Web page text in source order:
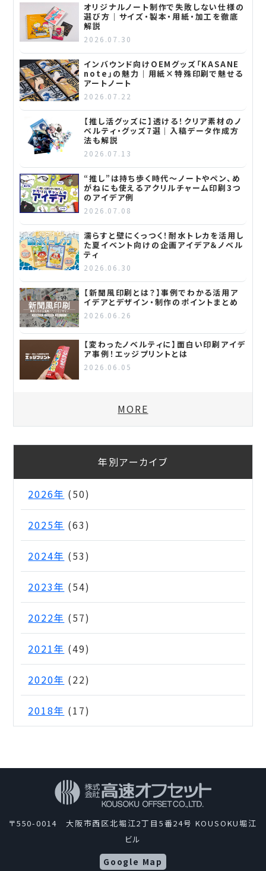
オリジナルノート制作で失敗しない仕様の
選び方｜サイズ・製本・用紙・加工を徹底
解説
2026.07.30
インバウンド向けOEMグッズ「KASANE
note」の魅力｜用紙×特殊印刷で魅せる
アートノート
2026.07.22
【推し活グッズに】透ける！クリア素材のノ
ベルティ・グッズ7選｜入稿データ作成方
法も解説
2026.07.13
“推し”は持ち歩く時代～ノートやペン、め
がねにも使えるアクリルチャーム印刷3つ
のアイデア例
2026.07.08
濡らすと壁にくっつく！耐水トレカを活用し
た夏イベント向けの企画アイデア＆ノベル
ティ
2026.06.30
【新聞風印刷とは？】事例でわかる活用ア
イデアとデザイン・制作のポイントまとめ
2026.06.26
【変わったノベルティに】面白い印刷アイデ
ア事例！エッジプリントとは
2026.06.05
MORE
年別アーカイブ
2026年 (50)
2025年 (63)
2024年 (53)
2023年 (54)
2022年 (57)
2021年 (49)
2020年 (22)
2018年 (17)
〒550-0014 大阪市西区北堀江2丁目5番24号 KOUSOKU堀江
ビル
Google Map